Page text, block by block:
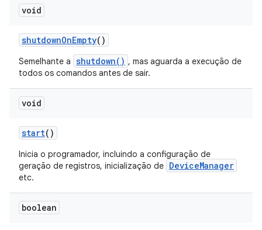
void
shutdownOnEmpty()
Semelhante a shutdown() , mas aguarda a execução de
todos os comandos antes de sair.
void
start()
Inicia o programador, incluindo a configuração de
geração de registros, inicialização de DeviceManager
etc.
boolean